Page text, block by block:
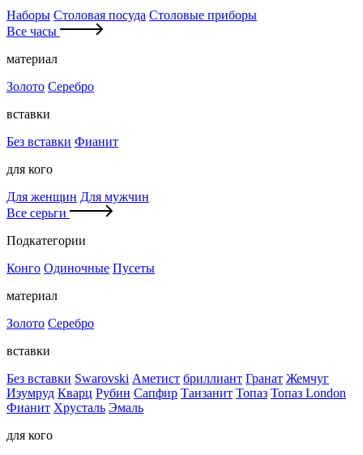
Наборы Столовая посуда Столовые приборы
Все часы
материал
Золото Серебро
вставки
Без вставки Фианит
для кого
Для женщин Для мужчин
Все серьги
Подкатегории
Конго Одиночные Пусеты
материал
Золото Серебро
вставки
Без вставки Swarovski Аметист бриллиант Гранат Жемчуг
Изумруд Кварц Рубин Сапфир Танзанит Топаз Топаз London
Фианит Хрусталь Эмаль
для кого